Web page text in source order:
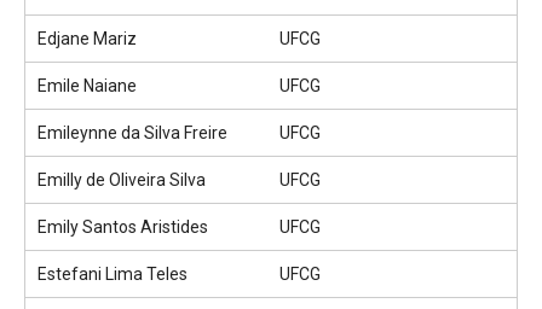
Edjane Mariz UFCG
Emile Naiane UFCG
Emileynne da Silva Freire UFCG
Emilly de Oliveira Silva UFCG
Emily Santos Aristides UFCG
Estefani Lima Teles UFCG